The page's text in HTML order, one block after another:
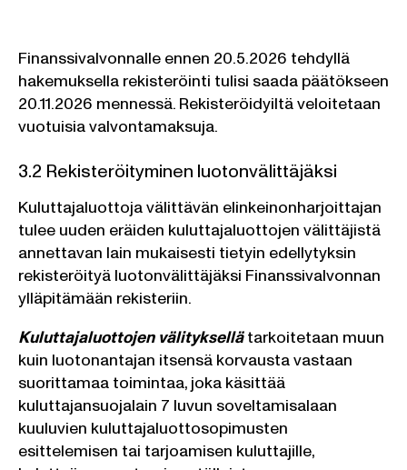
Finanssivalvonnalle ennen 20.5.2026 tehdyllä
hakemuksella rekisteröinti tulisi saada päätökseen
20.11.2026 mennessä. Rekisteröidyiltä veloitetaan
vuotuisia valvontamaksuja.
3.2 Rekisteröityminen luotonvälittäjäksi
Kuluttajaluottoja välittävän elinkeinonharjoittajan
tulee uuden eräiden kuluttajaluottojen välittäjistä
annettavan lain mukaisesti tietyin edellytyksin
rekisteröityä luotonvälittäjäksi Finanssivalvonnan
ylläpitämään rekisteriin.
Kuluttajaluottojen välityksellätarkoitetaan muun
kuin luotonantajan itsensä korvausta vastaan
suorittamaa toimintaa, joka käsittää
kuluttajansuojalain 7 luvun soveltamisalaan
kuuluvien kuluttajaluottosopimusten
esittelemisen tai tarjoamisen kuluttajille,